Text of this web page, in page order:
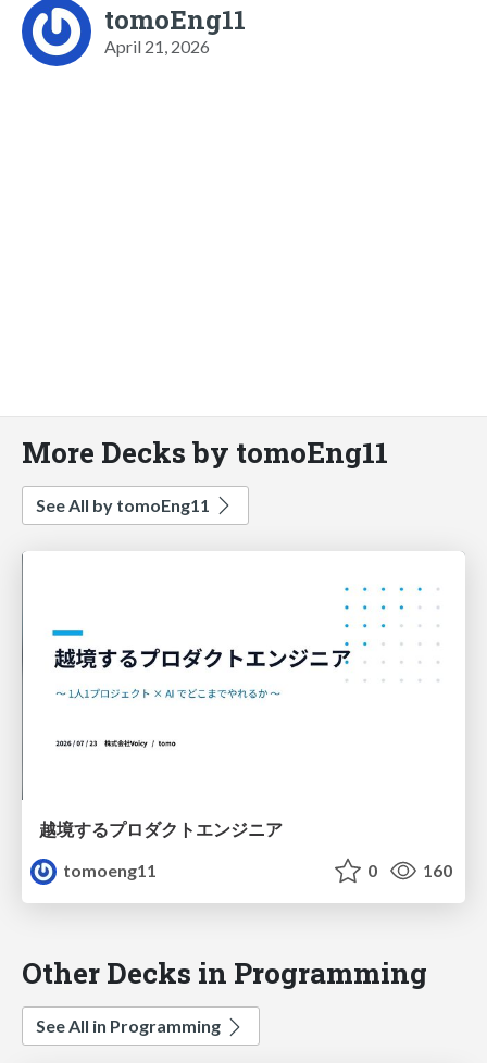
tomoEng11
April 21, 2026
More Decks by tomoEng11
See All by tomoEng11
越境するプロダクトエンジニア
tomoeng11
0 160
Other Decks in Programming
See All in Programming